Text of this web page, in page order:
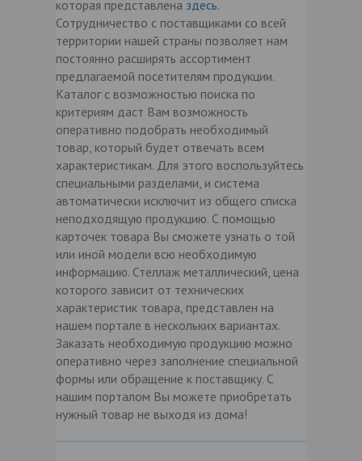
которая представлена здесь.
Сотрудничество с поставщиками со всей
территории нашей страны позволяет нам
постоянно расширять ассортимент
предлагаемой посетителям продукции.
Каталог с возможностью поиска по
критериям даст Вам возможность
оперативно подобрать необходимый
товар, который будет отвечать всем
характеристикам. Для этого воспользуйтесь
специальными разделами, и система
автоматически исключит из общего списка
неподходящую продукцию. С помощью
карточек товара Вы сможете узнать о той
или иной модели всю необходимую
информацию. Стеллаж металлический, цена
которого зависит от технических
характеристик товара, представлен на
нашем портале в нескольких вариантах.
Заказать необходимую продукцию можно
оперативно через заполнение специальной
формы или обращение к поставщику. С
нашим порталом Вы можете приобретать
нужный товар не выходя из дома!